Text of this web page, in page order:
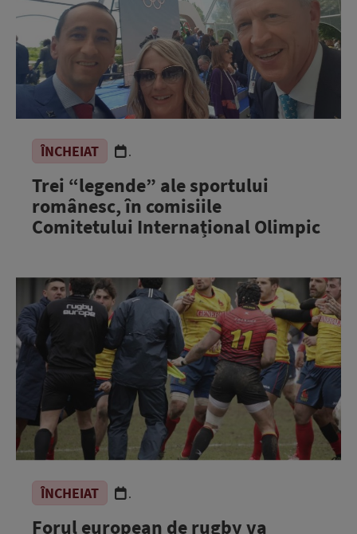
ÎNCHEIAT .
Trei “legende” ale sportului
românesc, în comisiile
Comitetului Internațional Olimpic
ÎNCHEIAT .
Forul european de rugby va